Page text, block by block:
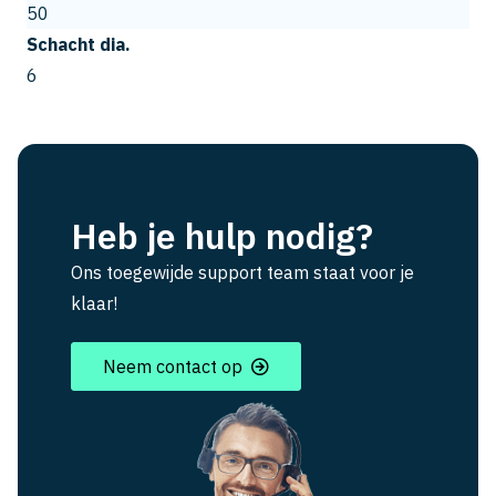
50
Schacht dia.
6
Heb je hulp nodig?
Ons toegewijde support team staat voor je
klaar!
Neem contact op